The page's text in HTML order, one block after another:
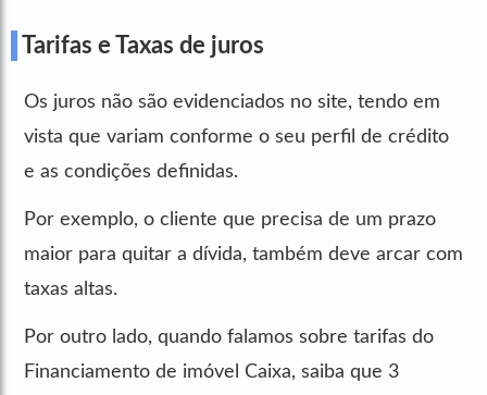
Tarifas e Taxas de juros
Os juros não são evidenciados no site, tendo em
vista que variam conforme o seu perfil de crédito
e as condições definidas.
Por exemplo, o cliente que precisa de um prazo
maior para quitar a dívida, também deve arcar com
taxas altas.
Por outro lado, quando falamos sobre tarifas do
Financiamento de imóvel Caixa, saiba que 3